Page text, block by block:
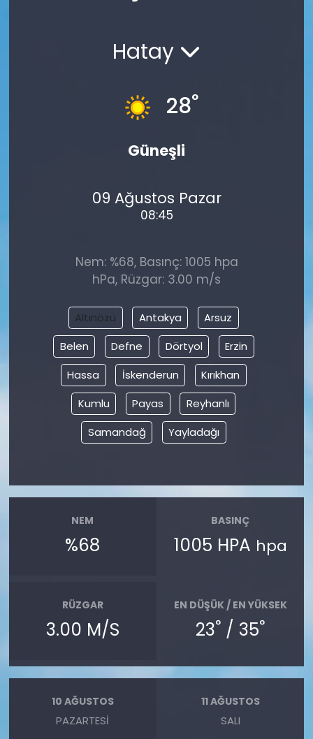
Hatay
28°
Güneşli
09 Ağustos Pazar
08:45
Nem: %68, Basınç: 1005 hpa
hPa, Rüzgar: 3.00 m/s
Altınözü Antakya
Arsuz
Belen
Defne Dörtyol
Erzin
Hassa
İskenderun
Kırıkhan
Kumlu
Payas
Reyhanlı
Samandağ
Yayladağı
NEM
%68
BASINÇ
1005 HPA hpa
RÜZGAR
3.00 M/S
EN DÜŞÜK / EN YÜKSEK
23° / 35°
10 AĞUSTOS
PAZARTESI
11 AĞUSTOS
SALI